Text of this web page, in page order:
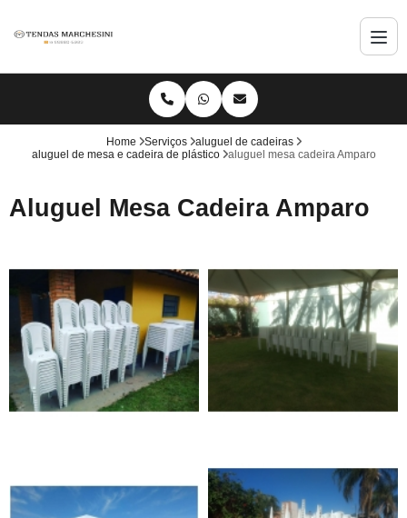
Home Serviços
aluguel de cadeiras
aluguel de mesa e cadeira de plástico
aluguel mesa cadeira Amparo
Aluguel Mesa Cadeira Amparo